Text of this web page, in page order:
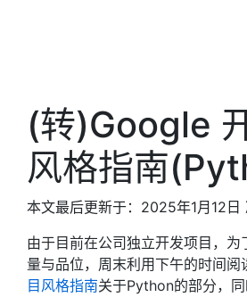
(转)Google
风格指南
本文最后更新于：2025年1月12日
由于目前在公司独立开发项目，为
量与品位，周末利用下午的时间阅
目风格指南关于Python的部分，